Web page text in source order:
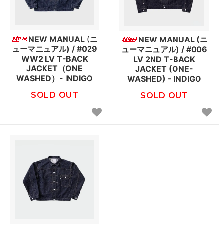
NEW MANUAL (ニ
ューマニュアル) / #029
WW2 LV T-BACK
JACKET（ONE
WASHED）- INDIGO
SOLD OUT
NEW MANUAL (ニ
ューマニュアル) / #006
LV 2ND T-BACK
JACKET (ONE-
WASHED) - INDIGO
SOLD OUT